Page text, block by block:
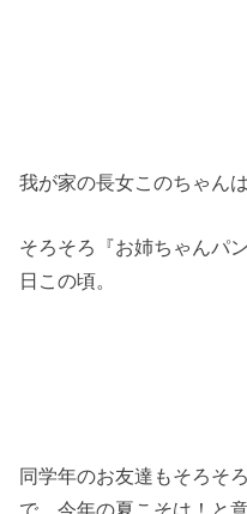
我が家の長女このちゃんは
そろそろ『お姉ちゃんパ
日この頃。
同学年のお友達もそろそ
で、今年の夏こそは！と